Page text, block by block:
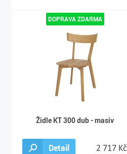
Židle KT 300 dub - masiv
Detail 2 717 Kč